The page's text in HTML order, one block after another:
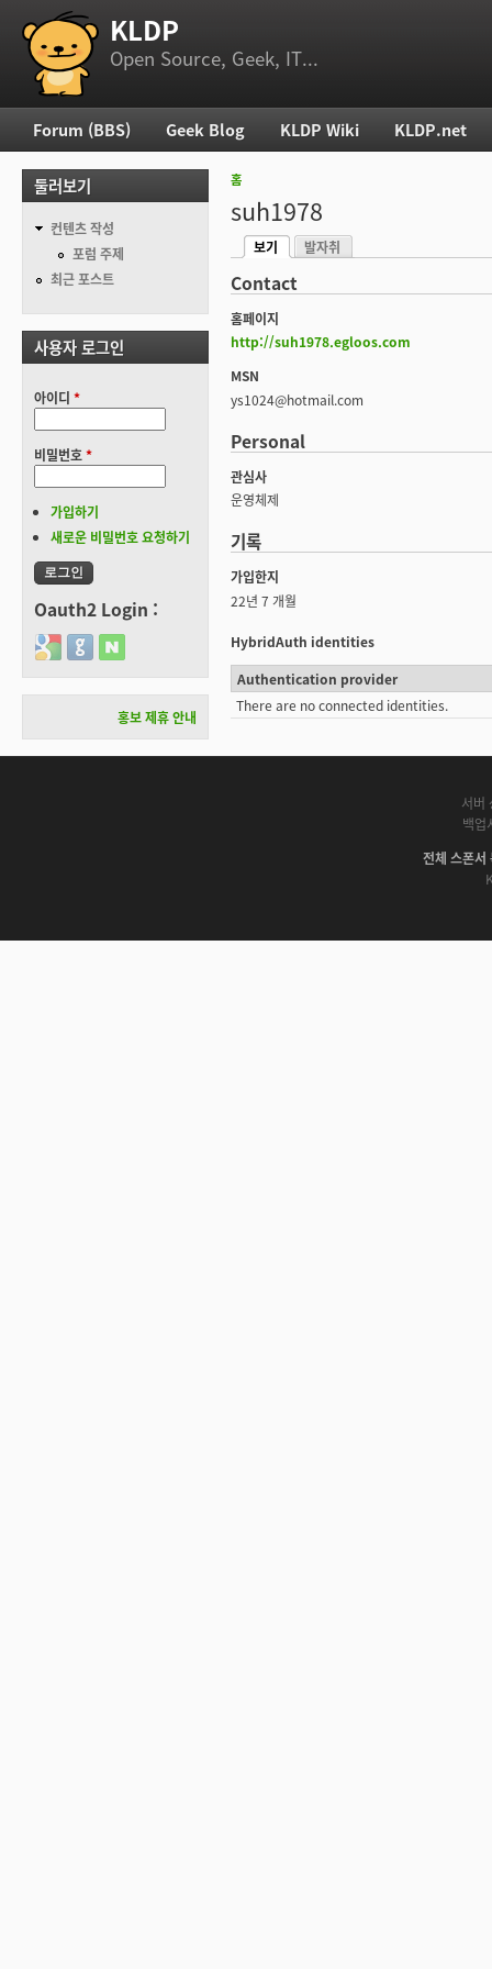
부 메뉴 KLDP
Open Source, Geek, IT...
현재 위치
홈
suh1978
기본탭
보기
발자취
Contact
홈페이지
http://suh1978.egloos.com
MSN
ys1024@hotmail.com
Personal
관심사
운영체제
기록
가입한지
22년 7 개월
HybridAuth identities
Authentication provider
There are no connected identities.
주 메뉴
Forum (BBS) Geek Blog KLDP Wiki KLDP.net
둘러보기
컨텐츠 작성
포럼 주제
최근 포스트
사용자 로그인
아이디 *
비밀번호*
가입하기
새로운 비밀번호 요청하기
Oauth2 Login :
Login with Google
Login with GitHub
Login with Naver
홍보 제휴 안내
서버
백업
전체 스폰서